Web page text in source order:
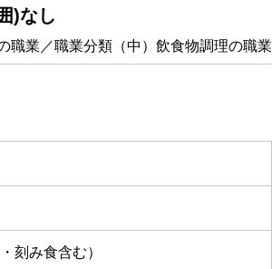
)なし
職業／職業分類（中）飲食物調理の職業
刻み食含む）